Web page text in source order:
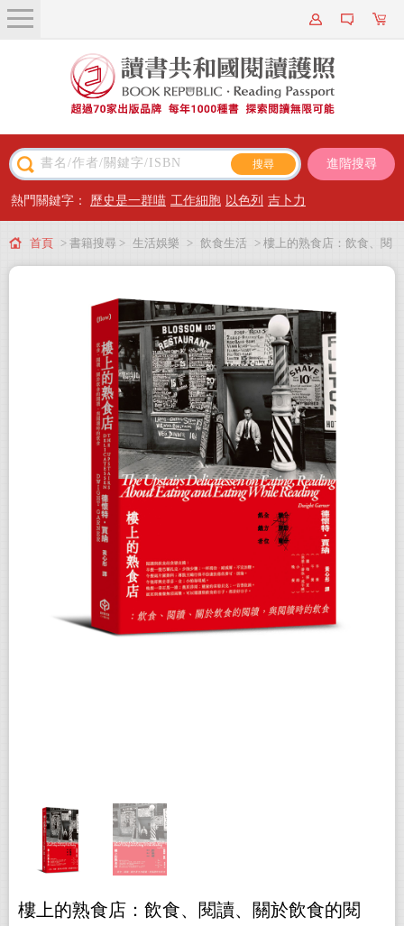
關於我們
近期新書
主題閱讀
出版專區
會員專屬
會員儲值方案
進階搜尋
熱門關鍵字： 歷史是一群喵 工作細胞 以色列 吉卜力
首頁 > 書籍搜尋 > 生活娛樂 > 飲食生活 > 樓上的熟食店：飲食、閱
樓上的熟食店：飲食、閱讀、關於飲食的閱